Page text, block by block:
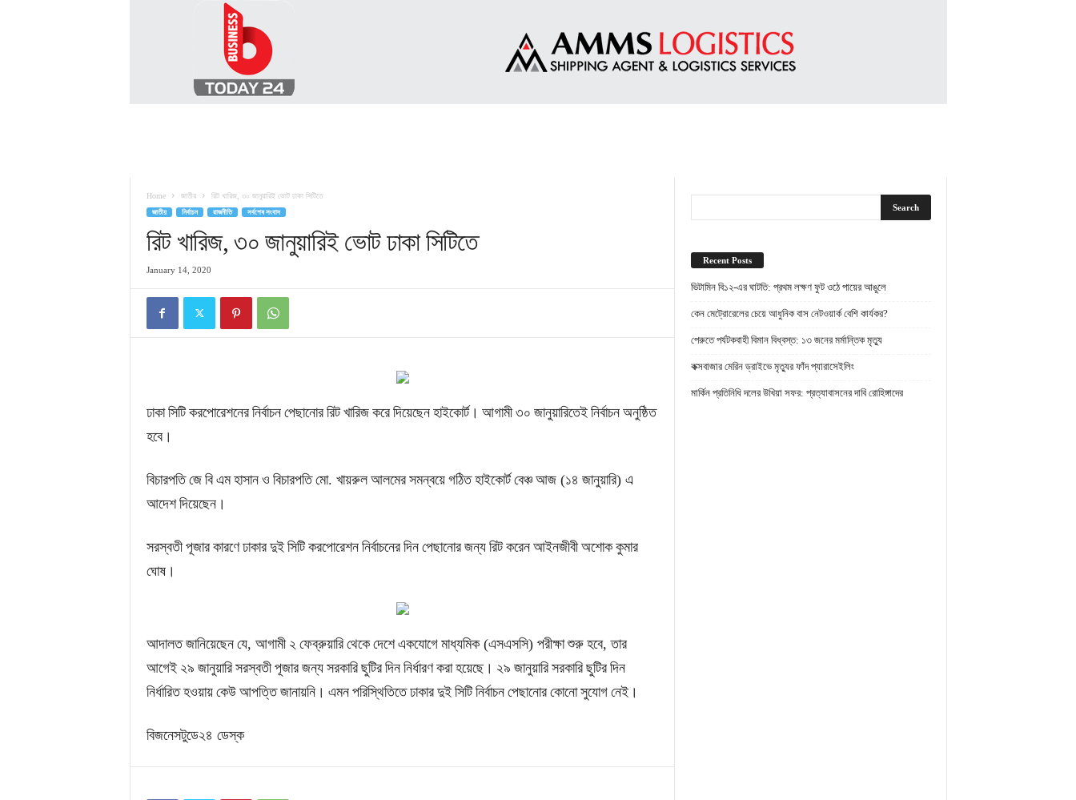
Home জাতীয় রিট খারিজ, ৩০ জানুয়ারিই ভোট ঢাকা সিটিতে
জাতীয় নির্বাচন রাজনীতি সর্বশেষ সংবাদ
রিট খারিজ, ৩০ জানুয়ারিই ভোট ঢাকা সিটিতে
January 14, 2020
ঢাকা সিটি করপোরেশনের নির্বাচন পেছানোর রিট খারিজ করে দিয়েছেন হাইকোর্ট। আগামী ৩০ জানুয়ারিতেই নির্বাচন অনুষ্ঠিত
হবে।
বিচারপতি জে বি এম হাসান ও বিচারপতি মো. খায়রুল আলমের সমন্বয়ে গঠিত হাইকোর্ট বেঞ্চ আজ(১৪ জানুয়ারি) এ
আদেশ দিয়েছেন।
সরস্বতী পূজার কারণে ঢাকার দুই সিটি করপোরেশন নির্বাচনের দিন পেছানোর জন্য রিট করেন আইনজীবী অশোক কুমার
ঘোষ।
আদালত জানিয়েছেন যে, আগামী ২ ফেব্রুয়ারি থেকে দেশে একযোগে মাধ্যমিক(এসএসসি) পরীক্ষা শুরু হবে,তার
আগেই ২৯ জানুয়ারি সরস্বতী পূজার জন্য সরকারি ছুটির দিন নির্ধারণ করা হয়েছে। ২৯ জানুয়ারি সরকারি ছুটির দিন
নির্ধারিত হওয়ায় কেউ আপত্তি জানায়নি। এমন পরিস্থিতিতে ঢাকার দুই সিটি নির্বাচন পেছানোর কোনো সুযোগ নেই।
বিজনেসটুডে২৪ ডেস্ক
Recent Posts
ভিটামিন বি১২-এর ঘাটতি: প্রথম লক্ষণ ফুট ওঠে পায়ের আঙুলে
কেন মেট্রোরেলের চেয়ে আধুনিক বাস নেটওয়ার্ক বেশি কার্যকর?
পেরুতে পর্যটকবাহী বিমান বিধ্বস্ত: ১৩ জনের মর্মান্তিক মৃত্যু
কক্সবাজার মেরিন ড্রাইভে মৃত্যুর ফাঁদ প্যারাসেইলিং
মার্কিন প্রতিনিধি দলের উখিয়া সফর: প্রত্যাবাসনের দাবি রোহিঙ্গাদের